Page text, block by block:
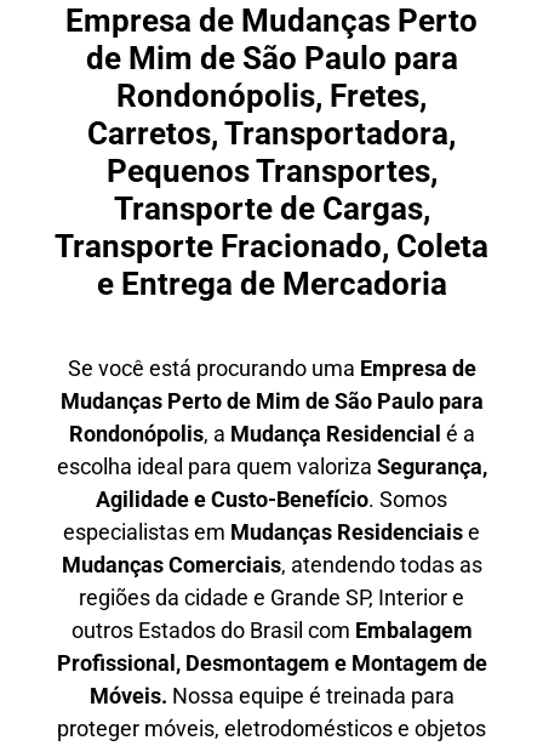
Empresa de Mudanças Perto
de Mim de São Paulo para
Rondonópolis, Fretes,
Carretos, Transportadora,
Pequenos Transportes,
Transporte de Cargas,
Transporte Fracionado, Coleta
e Entrega de Mercadoria
Se você está procurando uma Empresa de
Mudanças Perto de Mim de São Paulo para
Rondonópolis, a Mudança Residencial é a
escolha ideal para quem valoriza Segurança,
Agilidade e Custo-Benefício. Somos
especialistas em Mudanças Residenciaise
Mudanças Comerciais, atendendo todas as
regiões da cidade e Grande SP, Interior e
outros Estados do Brasil com Embalagem
Profissional , Desmontagem e Montagem de
Móveis. Nossa equipe é treinada para
proteger móveis, eletrodomésticos e objetos